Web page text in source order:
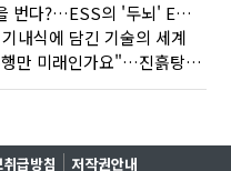
전기 창고도 돈을 번다?…ESS의 '두뇌' EMO가 뭐길래
내식에 담긴 기술의 세계
"도로 위 자율주행만 미래인가요"…진흙탕서 길 내는 HD현대 AI 기술
급방침 저작권안내